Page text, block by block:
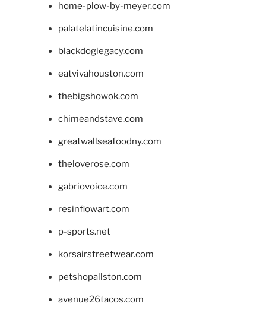
home-plow-by-meyer.com
palatelatincuisine.com
blackdoglegacy.com
eatvivahouston.com
thebigshowok.com
chimeandstave.com
greatwallseafoodny.com
theloverose.com
gabriovoice.com
resinflowart.com
p-sports.net
korsairstreetwear.com
petshopallston.com
avenue26tacos.com